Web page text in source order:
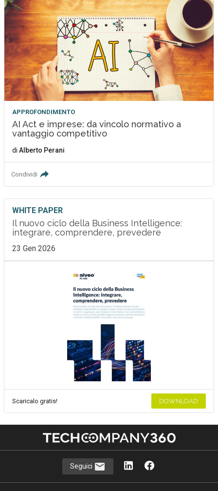
APPROFONDIMENTO
AI Act e imprese: da vincolo normativo a
vantaggio competitivo
di Alberto Perani
Condividi
WHITE PAPER
Il nuovo ciclo della Business Intelligence:
integrare, comprendere, prevedere
23 Gen 2026
Scaricalo gratis! DOWNLOAD
Seguici